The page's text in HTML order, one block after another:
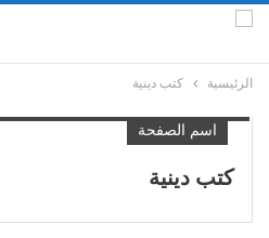
الرئيسية كتب دينية
اسم الصفحة
كتب دينية